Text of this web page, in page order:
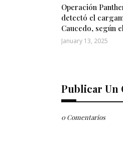
Operación
detectó el
Caucedo, según
January 13, 2025
Publicar Un
0 Comentarios